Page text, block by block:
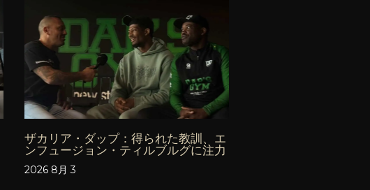
ザカリア・ダップ：得られた教訓、エ
ンフュージョン・ティルブルグに注力
2026 8月 3